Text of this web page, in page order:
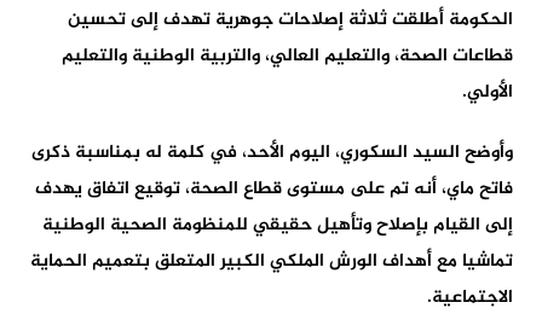
الحكومة أطلقت ثلاثة إصلاحات جوهرية تهدف إلى تحسين
قطاعات الصحة، والتعليم العالي، والتربية الوطنية والتعليم
الأولي.
وأوضح السيد السكوري، اليوم الأحد، في كلمة له بمناسبة ذكرى
فاتح ماي، أنه تم على مستوى قطاع الصحة، توقيع اتفاق يهدف
إلى القيام بإصلاح وتأهيل حقيقي للمنظومة الصحية الوطنية
تماشيا مع أهداف الورش الملكي الكبير المتعلق بتعميم الحماية
الاجتماعية.